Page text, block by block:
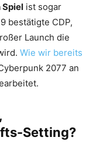
Spiel ist sogar
bestätigte CDP,
Launch die
Wie wir bereits
2077 an
Setting?